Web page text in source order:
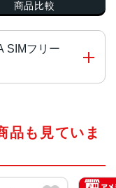
商品比較
SIMフリー
ー
品も見ていま